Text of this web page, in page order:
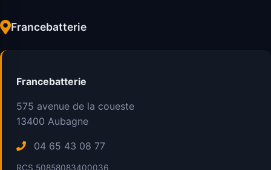
Francebatterie
Francebatterie
575 avenue de la coueste
13400 Aubagne
04 65 43 08 77
RCS 50858083400036